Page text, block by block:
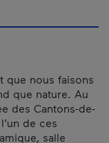
que nous faisons
que nature. Au
des Cantons-de-
de ces
salle